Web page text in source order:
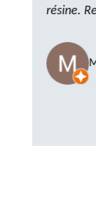
résine.
compter